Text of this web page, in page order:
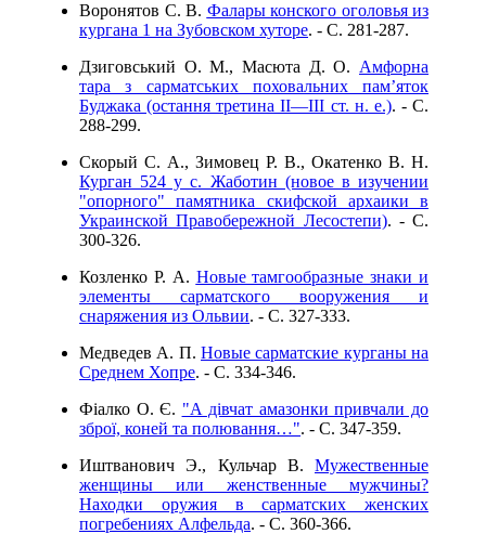
Воронятов С. В. Фалары конского оголовья из
кургана 1 на Зубовском хуторе. - C. 281-287.
Дзиговський О. М., Масюта Д. О. Амфорна
тара з сарматських поховальних пам’яток
Буджака (остання третина II—III ст. н. е.). - C.
288-299.
Скорый С. А., Зимовец Р. В., Окатенко В. Н.
Курган 524 у с. Жаботин (новое в изучении
"опорного" памятника скифской архаики в
Украинской Правобережной Лесостепи). - C.
300-326.
Козленко Р. А. Новые тамгообразные знаки и
элементы сарматского вооружения и
снаряжения из Ольвии. - C. 327-333.
Медведев А. П. Новые сарматские курганы на
Среднем Хопре. - C. 334-346.
Фіалко О. Є. "А дівчат амазонки привчали до
зброї, коней та полювання…". - C. 347-359.
Иштванович Э., Кульчар В. Мужественные
женщины или женственные мужчины?
Находки оружия в сарматских женских
погребениях Алфельда. - C. 360-366.